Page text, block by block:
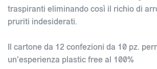
traspiranti eliminando così il richio di
pruriti indesiderati.
Il cartone da 12 confezioni da 10 pz.
un'esperienza plastic free al 100%